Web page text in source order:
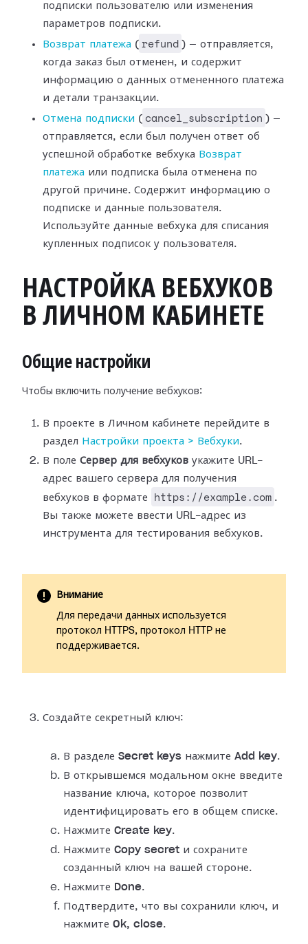
подписки пользователю или изменения
параметров подписки.
Возврат платежа ( refund ) — отправляется,
когда заказ был отменен, и содержит
информацию о данных отмененного платежа
и детали транзакции.
Отмена подписки ( cancel_subscription ) —
отправляется, если был получен ответ об
успешной обработке вебхука Возврат
платежа или подписка была отменена по
другой причине. Содержит информацию о
подписке и данные пользователя.
Используйте данные вебхука для списания
купленных подписок у пользователя.
НАСТРОЙКА ВЕБХУКОВ
В ЛИЧНОМ КАБИНЕТЕ
Общие настройки
Чтобы включить получение вебхуков:
В проекте в Личном кабинете перейдите в
раздел Настройки проекта > Вебхуки.
В поле Сервер для вебхуков укажите URL-
адрес вашего сервера для получения
вебхуков в формате
https://example.com .
Вы также можете ввести URL-адрес из
инструмента для тестирования вебхуков.
Внимание
Для передачи данных используется
протокол HTTPS, протокол HTTP не
поддерживается.
Создайте секретный ключ:
В разделе Secret keys нажмите Add key.
В открывшемся модальном окне введите
название ключа, которое позволит
идентифицировать его в общем списке.
Нажмите Create key.
Нажмите Copy secret и сохраните
созданный ключ на вашей стороне.
Нажмите Done.
Подтвердите, что вы сохранили ключ, и
нажмите Ok, close.